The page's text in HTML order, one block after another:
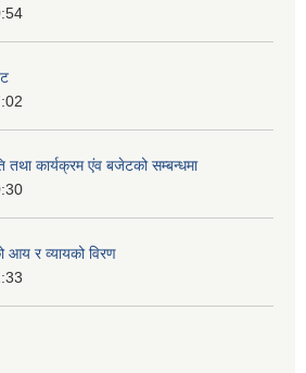
कार्यक्रम एंव बजेटको सम्बन्धमा
आय र व्यायको विरण